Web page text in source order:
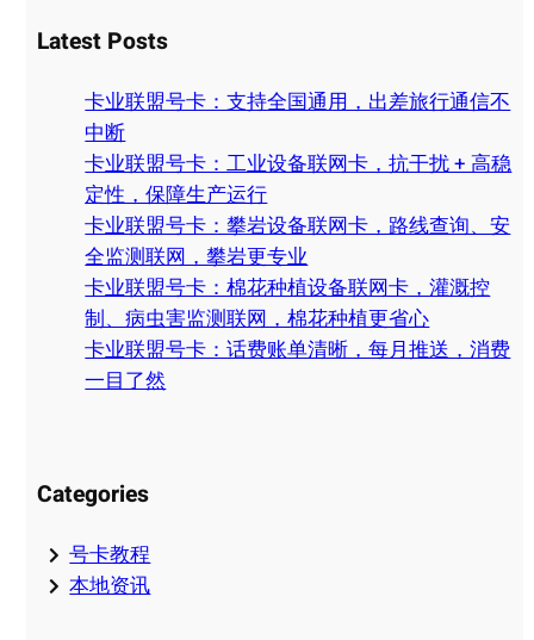
r
Latest Posts
卡业联盟号卡：支持全国通用，出差旅行通信不
中断
卡业联盟号卡：工业设备联网卡，抗干扰 + 高稳
定性，保障生产运行
卡业联盟号卡：攀岩设备联网卡，路线查询、安
全监测联网，攀岩更专业
卡业联盟号卡：棉花种植设备联网卡，灌溉控
制、病虫害监测联网，棉花种植更省心
卡业联盟号卡：话费账单清晰，每月推送，消费
一目了然
Categories
号卡教程
本地资讯